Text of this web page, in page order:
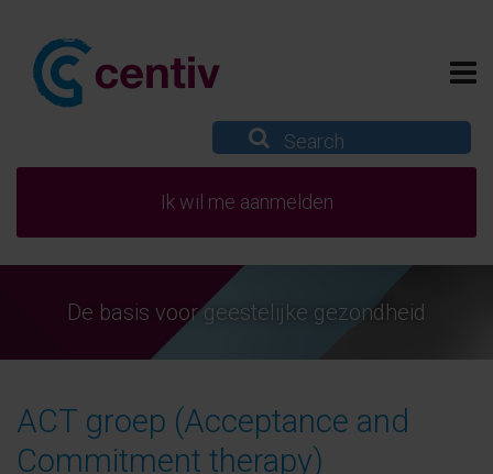
Ik wil me aanmelden
De basis voor geestelijke gezondheid
ACT groep (Acceptance and
Commitment therapy)